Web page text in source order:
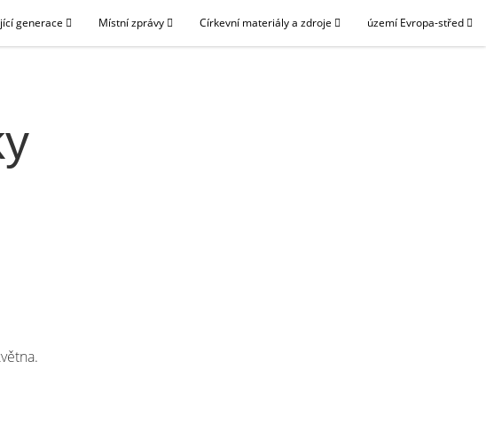
generace Místní zprávy Církevní materiály a zdroje území Evropa-střed